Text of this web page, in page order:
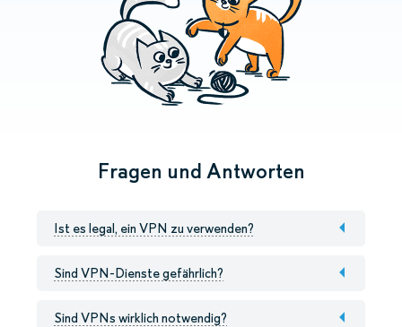
Fragen und Antworten
Ist es legal, ein VPN zu verwenden?
Sind VPN-Dienste gefährlich?
Sind VPNs wirklich notwendig?